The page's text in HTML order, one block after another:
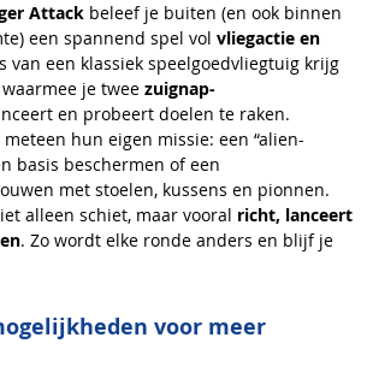
Attack beleef je buiten (en ook binnen
een spannend spel vol vliegactie en
van een klassiek speelgoedvliegtuig krijg
je twee zuignap-
en probeert doelen te raken.
hun eigen missie: een “alien-
basis beschermen of een
met stoelen, kussens en pionnen.
alleen schiet, maar vooral richt, lanceert
. Zo wordt elke ronde anders en blijf je
voor meer